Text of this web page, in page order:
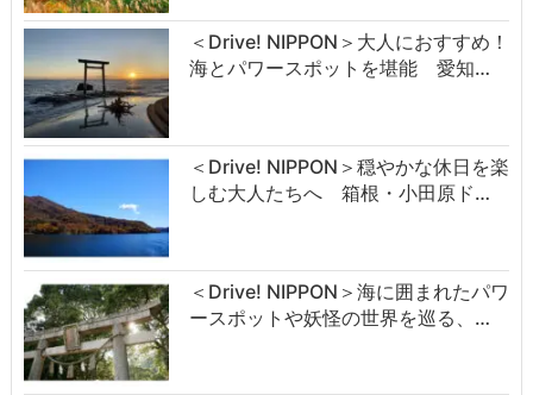
＜Drive! NIPPON＞大人におすすめ！
海とパワースポットを堪能 愛知…
＜Drive! NIPPON＞穏やかな休日を楽
しむ大人たちへ 箱根・小田原ド…
＜Drive! NIPPON＞海に囲まれたパワ
ースポットや妖怪の世界を巡る、…